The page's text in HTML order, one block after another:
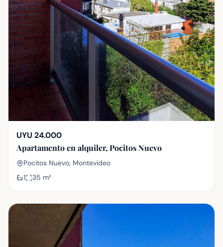
UYU 24.000
Apartamento en alquiler, Pocitos Nuevo
Pocitos Nuevo, Montevideo
1
35 m²